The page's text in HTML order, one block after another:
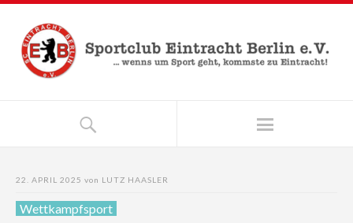
22. APRIL 2025 von LUTZ HAASLER
Wettkampfsport